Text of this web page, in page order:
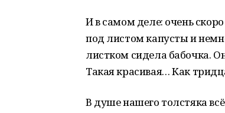
И в самом деле: очень
под листом капусты и
листком сидела бабочка.
Такая красивая… Как
В душе нашего толстяка